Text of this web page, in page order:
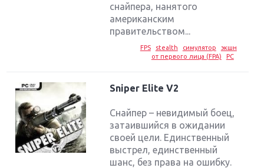
снайпера, нанятого
американским
правительством...
FPS stealth симулятор
экшн
от первого лица (FPA)
PC
Sniper Elite V2
Снайпер – невидимый боец,
затаившийся в ожидании
своей цели. Единственный
выстрел, единственный
шанс, без права на ошибку.